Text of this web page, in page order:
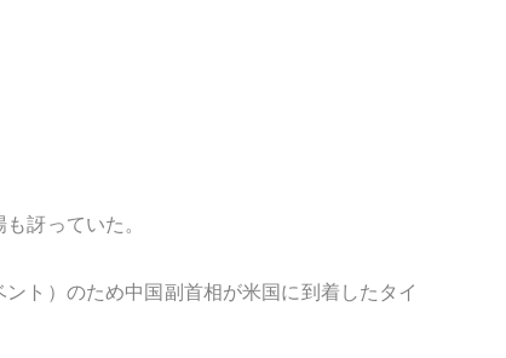
訝っていた。
ト）のため中国副首相が米国に到着したタイ